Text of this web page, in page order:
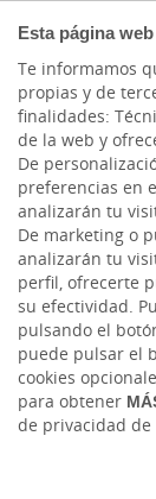
Esta página
Te informamos
propias y de
finalidades:
de la web y
De
preferencias en
analizarán tu
De marketing o
analizarán tu
perfil, ofrecerte
su efectividad.
pulsando el
puede pulsar el
cookies
para obtener
de privacidad de
Cargando
Tablón